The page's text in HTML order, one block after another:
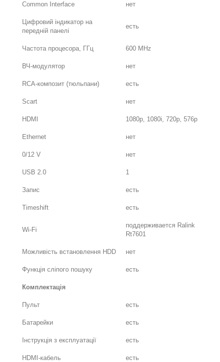
Common Interface нет
Цифровий індикатор на
передній панелі
есть
Частота процесора, ГГц 600 MHz
ВЧ-модулятор нет
RCA-композит (тюльпани) есть
Scart нет
HDMI 1080p, 1080i, 720p, 576p
Ethernet нет
0/12 V нет
USB 2.0 1
Запис есть
Timeshift есть
Wi-Fi
поддерживается Ralink
Rt7601
Можливість встановлення HDD нет
Функція сліпого пошуку есть
Комплектація
Пульт есть
Батарейки есть
Інструкція з експлуатації есть
HDMI-кабель есть